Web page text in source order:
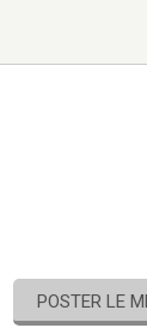
POSTER LE